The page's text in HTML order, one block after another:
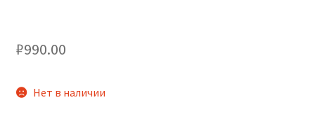
₽990.00
Нет в наличии